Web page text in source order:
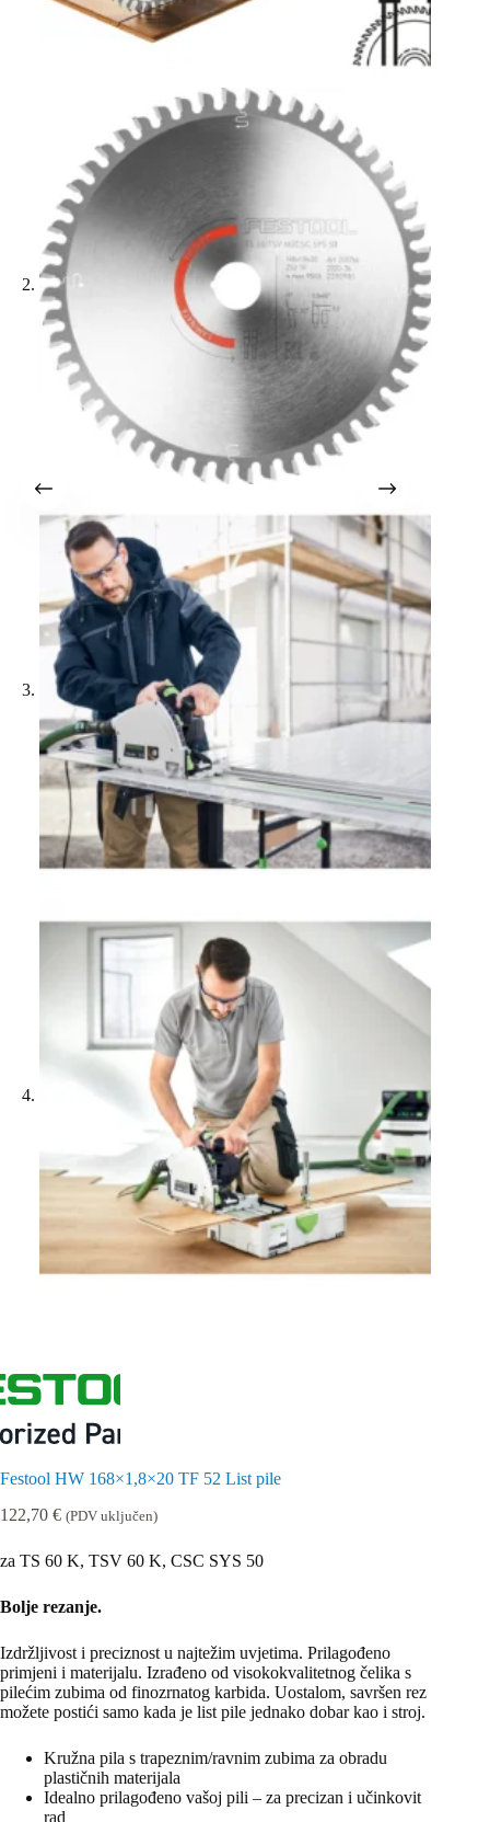
Festool HW 168×1,8×20 TF 52 List pile
122,70 € (PDV uključen)
za TS 60 K, TSV 60 K, CSC SYS 50
Bolje rezanje.
Izdržljivost i preciznost u najtežim uvjetima. Prilagođeno
primjeni i materijalu. Izrađeno od visokokvalitetnog čelika s
pilećim zubima od finozrnatog karbida. Uostalom, savršen rez
možete postići samo kada je list pile jednako dobar kao i stroj.
Kružna pila s trapeznim/ravnim zubima za obradu
plastičnih materijala
Idealno prilagođeno vašoj pili – za precizan i učinkovit
rad